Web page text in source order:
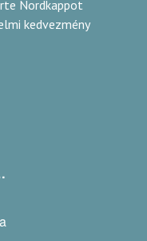
Nordkappot
kedvezmény
Kupa